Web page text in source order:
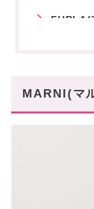
FURLA(
5万以下
あなた
MARNI(マ